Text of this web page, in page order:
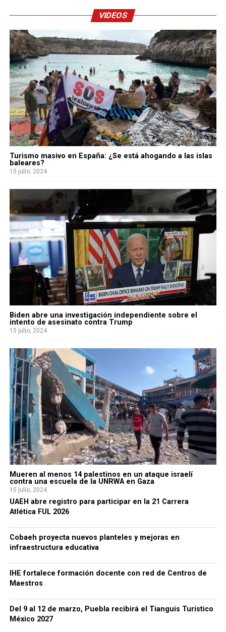
VIDEOS
Turismo masivo en España: ¿Se está ahogando a las islas
baleares?
15 julio, 2024
Biden abre una investigación independiente sobre el
intento de asesinato contra Trump
15 julio, 2024
Mueren al menos 14 palestinos en un ataque israelí
contra una escuela de la UNRWA en Gaza
15 julio, 2024
UAEH abre registro para participar en la 21 Carrera
Atlética FUL 2026
Cobaeh proyecta nuevos planteles y mejoras en
infraestructura educativa
IHE fortalece formación docente con red de Centros de
Maestros
Del 9 al 12 de marzo, Puebla recibirá el Tianguis Turístico
México 2027